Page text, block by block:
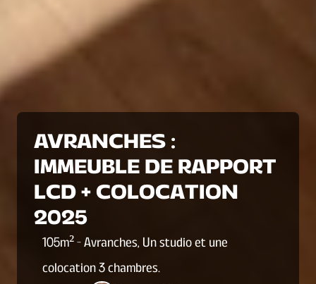
AVRANCHES :
IMMEUBLE DE RAPPORT
LCD + COLOCATION
2025
105m² -Avranches, Un studio et une
colocation 3 chambres.